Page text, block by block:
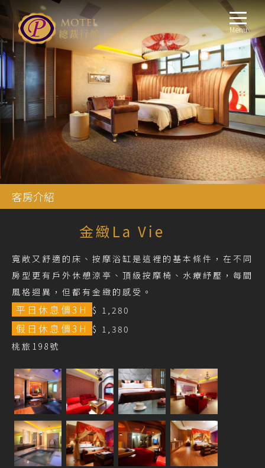
Menu
客房介紹
金緻La Vie
寬敞又舒適的床、按摩浴缸是這裡的基本條件，在不同
房型更有戶外休憩涼亭、頂級按摩椅、水療紓壓，每間
風格迴異，但都有金緻的感受。
平日休息價3H $ 1,280
假日休息價3H $ 1,380
桃旅198號